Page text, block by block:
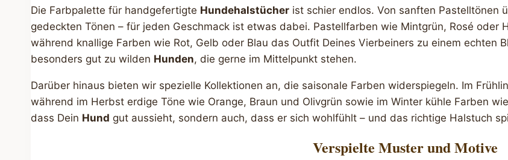
Die Farbpalette für handgefertigte Hundehalstücher ist schier endlos. Von sanften Pastelltönen
gedeckten Tönen – für jeden Geschmack ist etwas dabei. Pastellfarben wie Mintgrün, Rosé oder
während knallige Farben wie Rot, Gelb oder Blau das Outfit Deines Vierbeiners zu einem echten
besonders gut zu wilden Hunden, die gerne im Mittelpunkt stehen.
Darüber hinaus bieten wir spezielle Kollektionen an, die saisonale Farben widerspiegeln. Im
während im Herbst erdige Töne wie Orange, Braun und Olivgrün sowie im Winter kühle Farben
dass Dein Hund gut aussieht, sondern auch, dass er sich wohlfühlt – und das richtige Halstuch
Verspielte Muster und Motive